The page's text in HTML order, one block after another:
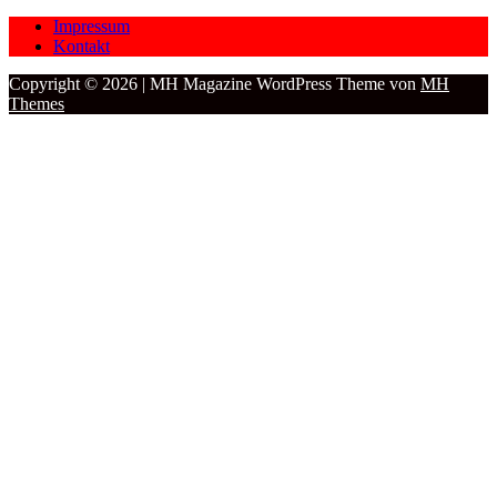
Impressum
Kontakt
Copyright © 2026 | MH Magazine WordPress Theme von MH
Themes